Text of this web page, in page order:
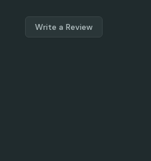
Write a Review